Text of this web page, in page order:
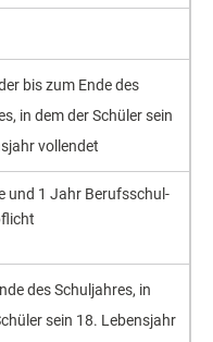
bis zum Ende des
in dem der Schüler sein
vollendet
und 1 Jahr Berufs­schul­
des Schul­jahres, in
sein 18. Lebens­jahr